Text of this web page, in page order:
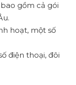
gồm cả gói
hoạt, một số
điện thoại, đôi